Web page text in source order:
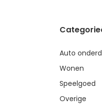
Auto
Wonen
Speelgoed
Overige